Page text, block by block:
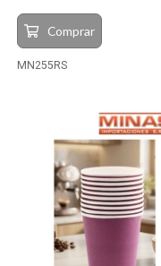
Comprar
MN255RS